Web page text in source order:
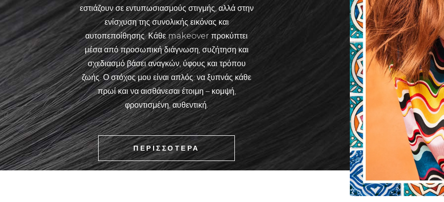
εστιάζουν σε εντυπωσιασμούς στιγμής, αλλά στην
ενίσχυση της συνολικής εικόνας και
αυτοπεποίθησης. Κάθε makeover προκύπτει
μέσα από προσωπική διάγνωση, συζήτηση και
σχεδιασμό βάσει αναγκών, ύφους και τρόπου
ζωής. Ο στόχος μου είναι απλός: να ξυπνάς κάθε
πρωί και να αισθάνεσαι έτοιμη – κομψή,
φροντισμένη, αυθεντική.
ΠΕΡΙΣΣΟΤΕΡΑ